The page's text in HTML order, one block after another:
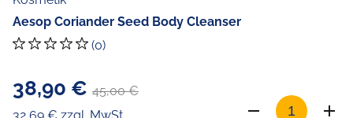
Aesop Coriander Seed Body Cleanser
(0)
38,90 € 45,00 €